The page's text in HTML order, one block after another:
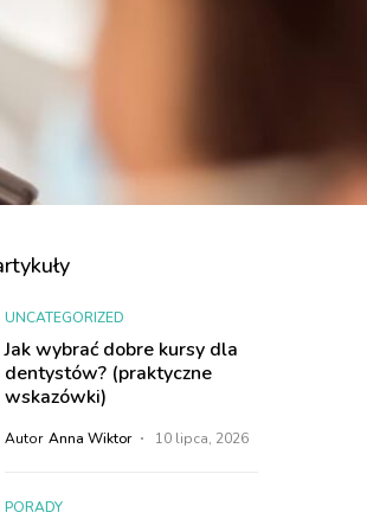
UNCATEGORIZED
Jak wybrać dobre kursy dla
dentystów? (praktyczne
wskazówki)
Autor Anna Wiktor 10 lipca, 2026
PORADY